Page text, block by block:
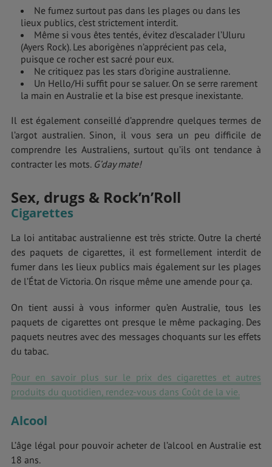
Ne fumez surtout pas dans les plages ou dans les
lieux publics, c’est strictement interdit.
Même si vous êtes tentés, évitez d’escalader l’Uluru
(Ayers Rock). Les aborigènes n’apprécient pas cela,
puisque ce rocher est sacré pour eux.
Ne critiquez pas les stars d’origine australienne.
Un Hello/Hi suffit pour se saluer. On se serre rarement
la main en Australie et la bise est presque inexistante.
Il est également conseillé d’apprendre quelques termes de
l’argot australien. Sinon, il vous sera un peu difficile de
comprendre les Australiens, surtout qu’ils ont tendance à
contracter les mots. G’day mate!
Sex, drugs & Rock’n’Roll
Cigarettes
La loi antitabac australienne est très stricte. Outre la cherté
des paquets de cigarettes, il est formellement interdit de
fumer dans les lieux publics mais également sur les plages
de l’État de Victoria. On risque même une amende pour ça.
On tient aussi à vous informer qu’en Australie, tous les
paquets de cigarettes ont presque le même packaging. Des
paquets neutres avec des messages choquants sur les effets
du tabac.
Pour en savoir plus sur le prix des cigarettes et autres
produits du quotidien, rendez-vous dans Coût de la vie.
Alcool
L’âge légal pour pouvoir acheter de l’alcool en Australie est
18 ans.